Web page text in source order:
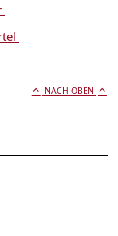
NACH OBEN